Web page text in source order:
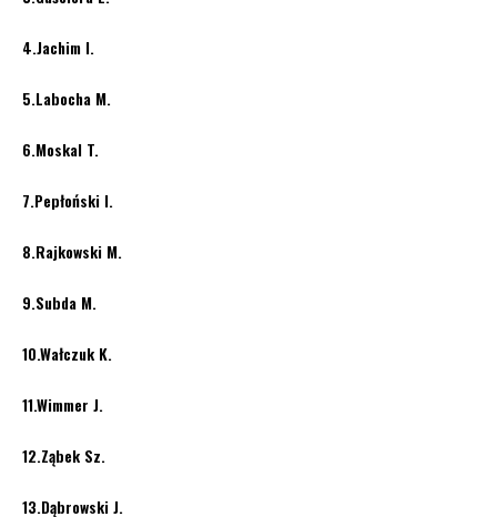
4.Jachim I.
5.Labocha M.
6.Moskal T.
7.Pepłoński I.
8.Rajkowski M.
9.Subda M.
10.Wałczuk K.
11.Wimmer J.
12.Ząbek Sz.
13.Dąbrowski J.